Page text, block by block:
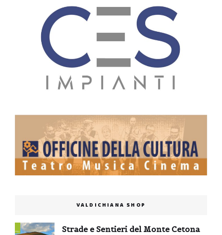
VALDICHIANA SHOP
Strade e Sentieri del Monte Cetona